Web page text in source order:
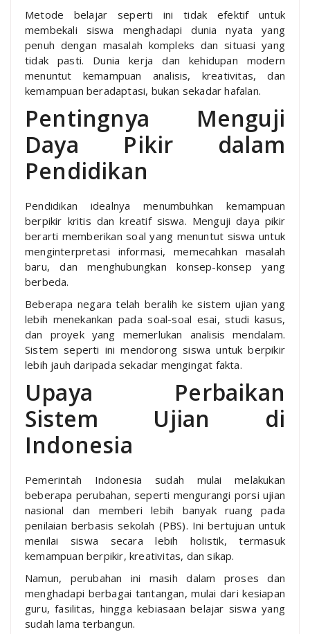
Metode belajar seperti ini tidak efektif untuk
membekali siswa menghadapi dunia nyata yang
penuh dengan masalah kompleks dan situasi yang
tidak pasti. Dunia kerja dan kehidupan modern
menuntut kemampuan analisis, kreativitas, dan
kemampuan beradaptasi, bukan sekadar hafalan.
Pentingnya Menguji
Daya Pikir dalam
Pendidikan
Pendidikan idealnya menumbuhkan kemampuan
berpikir kritis dan kreatif siswa. Menguji daya pikir
berarti memberikan soal yang menuntut siswa untuk
menginterpretasi informasi, memecahkan masalah
baru, dan menghubungkan konsep-konsep yang
berbeda.
Beberapa negara telah beralih ke sistem ujian yang
lebih menekankan pada soal-soal esai, studi kasus,
dan proyek yang memerlukan analisis mendalam.
Sistem seperti ini mendorong siswa untuk berpikir
lebih jauh daripada sekadar mengingat fakta.
Upaya Perbaikan
Sistem Ujian di
Indonesia
Pemerintah Indonesia sudah mulai melakukan
beberapa perubahan, seperti mengurangi porsi ujian
nasional dan memberi lebih banyak ruang pada
penilaian berbasis sekolah (PBS). Ini bertujuan untuk
menilai siswa secara lebih holistik, termasuk
kemampuan berpikir, kreativitas, dan sikap.
Namun, perubahan ini masih dalam proses dan
menghadapi berbagai tantangan, mulai dari kesiapan
guru, fasilitas, hingga kebiasaan belajar siswa yang
sudah lama terbangun.